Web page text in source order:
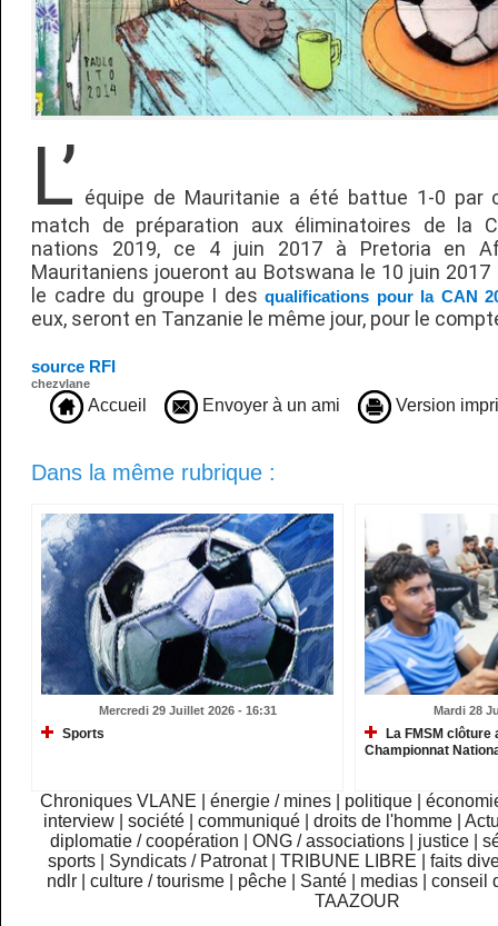
L’ équipe de Mauritanie a été battue 1-0 par
match de préparation aux éliminatoires de la
nations 2019, ce 4 juin 2017 à Pretoria en
Mauritaniens joueront au Botswana le 10 juin
le cadre du groupe I desqualifications pour la CAN
eux, seront en Tanzanie le même jour, pour le
source RFI
chezvlane
Accueil Envoyer à un ami Version
Dans la même rubrique :
Mercredi 29 Juillet 2026 - 16:31
Sports
Mardi 28
La FMSM clôture
Championnat
Chroniques VLANE énergie / mines politique
interview
|société |communiqué |droits de l'homme |
diplomatie / coopération
ONG / associations justice
sports
Syndicats / Patronat TRIBUNE LIBRE
faits
ndlr
|culture / tourisme pêche Santé medias |conseil
TAAZOUR